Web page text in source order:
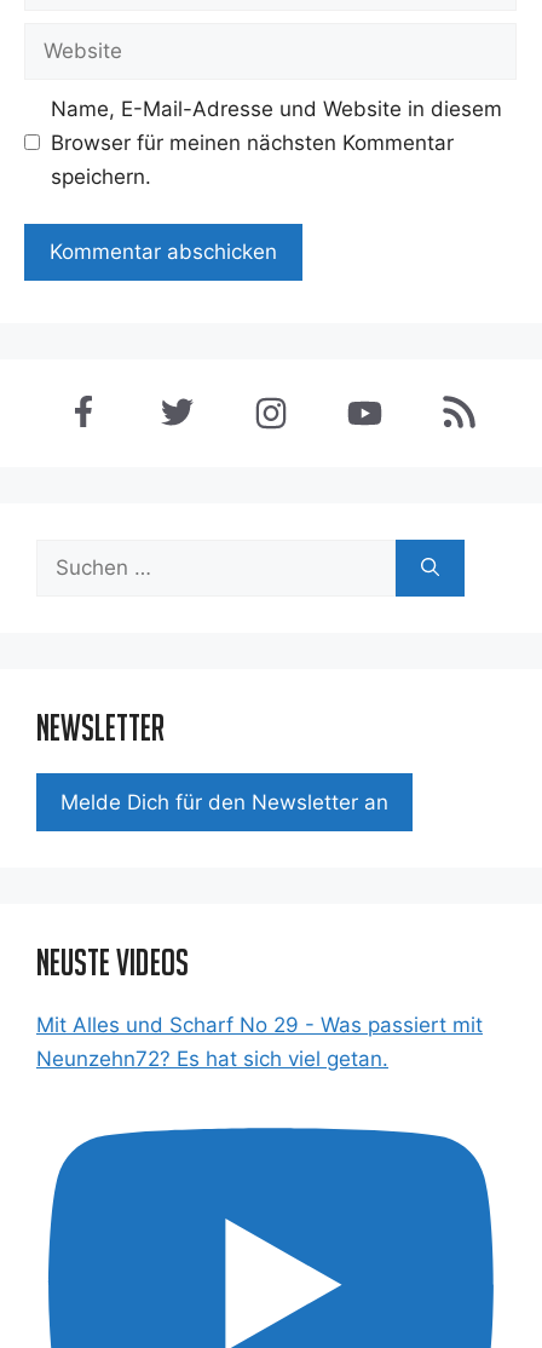
Adresse
Website
Name, E-Mail-Adresse und Website in diesem
Browser für meinen nächsten Kommentar
speichern.
Suchen
Newsletter
Mel­de Dich für den News­let­ter an
Neuste Videos
Mit Alles und Scharf No 29 - Was passiert mit
Neunzehn72? Es hat sich viel getan.